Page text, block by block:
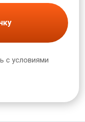
с условиями